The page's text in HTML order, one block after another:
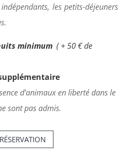
les petits-déjeuners
minimum ( + 50 € de
d’animaux en liberté dans le
sont pas admis.